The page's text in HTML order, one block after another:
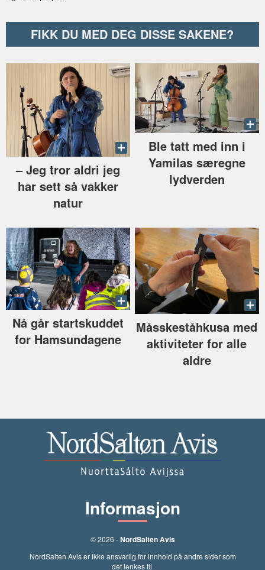
FIKK DU MED DEG DISSE SAKENE?
–⁠ Jeg tror aldri jeg
har sett så vakker
natur
Ble tatt med inn i
Yamilas særegne
lydverden
Nå går startskuddet
for Hamsundagene
Måsskeståhkusa med
aktiviteter for alle
aldre
Informasjon
© 2026 -NordSalten Avis
NordSalten Avis er ikke ansvarlig for innhold på andre sider som
det lenkes til.